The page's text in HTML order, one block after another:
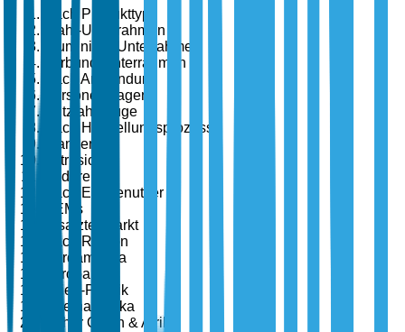
Nach Produkttyp
Stahl-Unterrahmen
Aluminium-Unterrahmen
Verbund-Unterrahmen
Nach Anwendung
Personenwagen
Nutzfahrzeuge
Nach Herstellungsprozess
Stanzen
Extrusion
Andere
Nach Endbenutzer
OEMs
Ersatzteilmarkt
Nach Region
Nordamerika
Europa
Asien-Pazifik
Lateinamerika
Naher Osten & Afrika